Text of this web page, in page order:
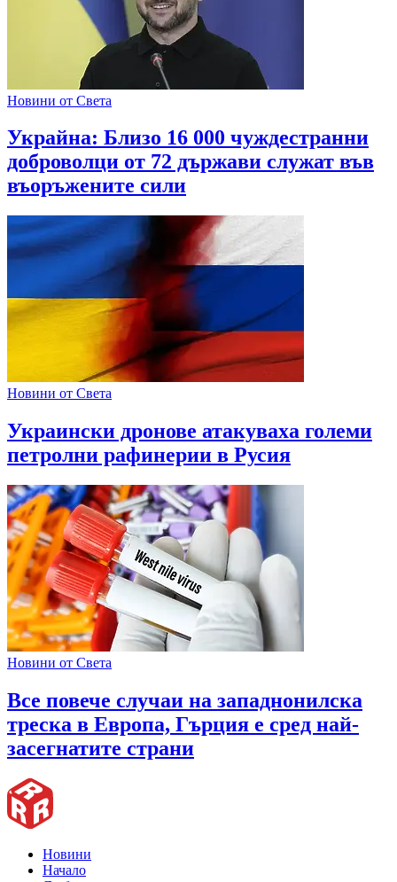
Новини от Света
Украйна: Близо 16 000 чуждестранни
доброволци от 72 държави служат във
въоръжените сили
Новини от Света
Украински дронове атакуваха големи
петролни рафинерии в Русия
Новини от Света
Все повече случаи на западнонилска
треска в Европа, Гърция е сред най-
засегнатите страни
Новини
Начало